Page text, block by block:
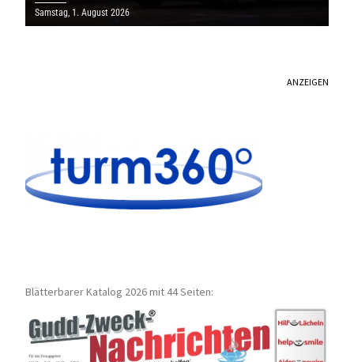
Samstag, 1. August 2026
ANZEIGEN
Blätterbarer Katalog 2026 mit 44 Seiten: